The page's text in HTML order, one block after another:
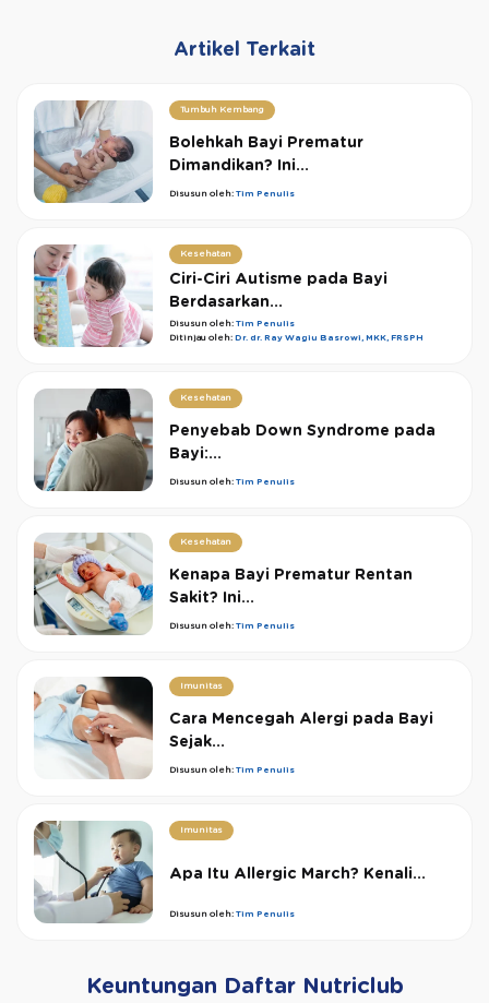
Artikel Terkait
Tumbuh Kembang
Bolehkah Bayi Prematur
Dimandikan? Ini...
Disusun oleh: Tim Penulis
Kesehatan
Ciri-Ciri Autisme pada Bayi
Berdasarkan...
Disusun oleh: Tim Penulis
Ditinjau oleh: Dr. dr. Ray Wagiu Basrowi, MKK, FRSPH
Kesehatan
Penyebab Down Syndrome pada
Bayi:...
Disusun oleh: Tim Penulis
Kesehatan
Kenapa Bayi Prematur Rentan
Sakit? Ini...
Disusun oleh: Tim Penulis
Imunitas
Cara Mencegah Alergi pada Bayi
Sejak...
Disusun oleh: Tim Penulis
Imunitas
Apa Itu Allergic March? Kenali...
Disusun oleh: Tim Penulis
Keuntungan Daftar Nutriclub